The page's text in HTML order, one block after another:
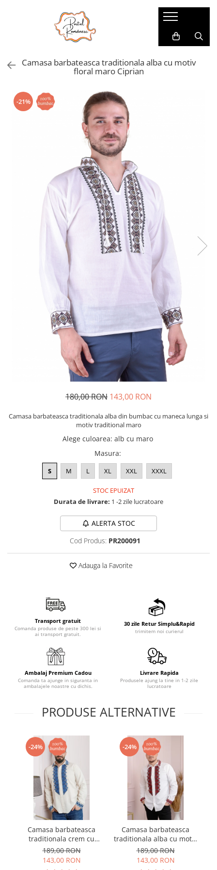
Pijamale Dama Marimi Mari
Pijamale Baieti
Pijamale Fetite
Imbracaminte copii
Imbracaminte Baieti
Camasa barbateasca traditionala alba cu motiv
floral maro Ciprian
-21%
180,00 RON 143,00 RON
Camasa barbateasca traditionala alba din bumbac cu maneca lunga si
motiv traditional maro
Alege culoarea: alb cu maro
Masura:
S M L XL XXL XXXL
STOC EPUIZAT
Durata de livrare: 1 -2 zile lucratoare
ALERTA STOC
Cod Produs: PR200091
Adauga la Favorite
Transport gratuit
Comanda produse de peste 300 lei si
ai transport gratuit.
30 zile Retur Simplu&Rapid
trimitem noi curierul
Ambalaj Premium Cadou
Comanda ta ajunge in siguranta in
ambalajele noastre cu dichis.
Livrare Rapida
Produsele ajung la tine in 1-2 zile
lucratoare
PRODUSE ALTERNATIVE
-24%
Camasa barbateasca
traditionala crem cu
motiv geometric albastru
Petru 05
189,00 RON
143,00 RON
-24%
Camasa barbateasca
traditionala alba cu motiv
geometric rosu Petru 07
189,00 RON
143,00 RON